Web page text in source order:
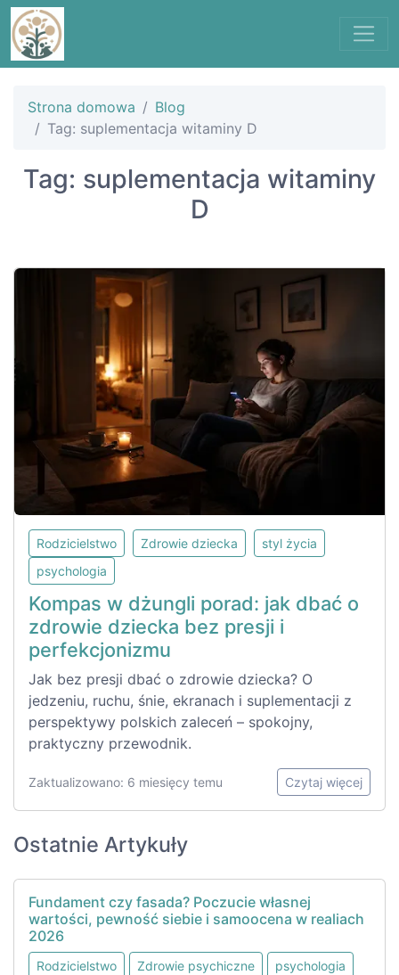
Strona domowa
Blog
Tag: suplementacja witaminy D
Tag: suplementacja witaminy
D
Rodzicielstwo Zdrowie dziecka
styl życia
psychologia
Kompas w dżungli porad: jak dbać o
zdrowie dziecka bez presji i
perfekcjonizmu
Jak bez presji dbać o zdrowie dziecka? O
jedzeniu, ruchu, śnie, ekranach i suplementacji z
perspektywy polskich zaleceń – spokojny,
praktyczny przewodnik.
Zaktualizowano: 6 miesięcy temu Czytaj więcej
Ostatnie Artykuły
Fundament czy fasada? Poczucie własnej
wartości, pewność siebie i samoocena w realiach
2026
Rodzicielstwo Zdrowie psychiczne psychologia